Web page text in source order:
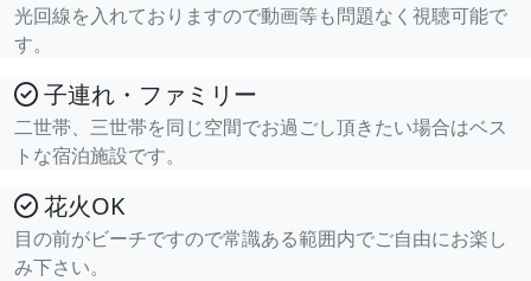
光回線を入れておりますので動画等も問題なく視聴可能で
す。
子連れ・ファミリー
二世帯、三世帯を同じ空間でお過ごし頂きたい場合はベス
トな宿泊施設です。
花火OK
目の前がビーチですので常識ある範囲内でご自由にお楽し
み下さい。